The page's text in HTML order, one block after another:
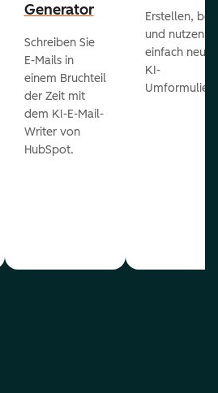
Generator
Schreiben Sie
E-Mails in
einem Bruchteil
der Zeit mit
dem KI-E-Mail-
Writer von
HubSpot.
Erstellen,
und nutzen
einfach neu
KI-